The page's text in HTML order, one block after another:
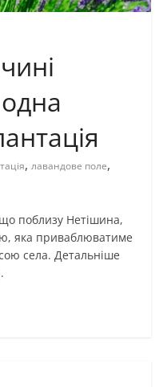
, лавандове поле,
поблизу Нетішина,
яка приваблюватиме
села. Детальніше